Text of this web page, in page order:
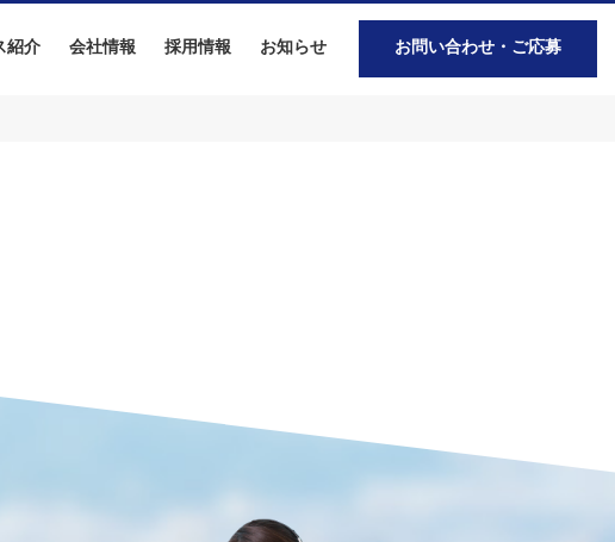
紹介 会社情報 採用情報 お知らせ お問い合わせ・ご応募